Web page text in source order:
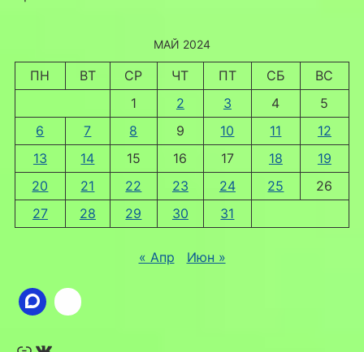
МАЙ 2024
ПН ВТ СР ЧТ ПТ СБ
ВС
1
2 3 4
5
6
7 8 9 10 11
12
13
14 15 16 17 18
19
20
21 22 23 24 25
26
27
28 29 30 31
« Апр Июн »
Ссылка